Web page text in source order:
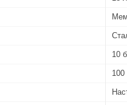
10
100